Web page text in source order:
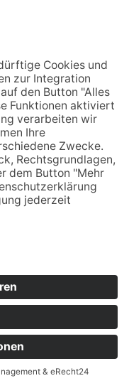
HI 7“ wird diese
(Tilia
Diese
meist
oder
es derzeit
die
zu
30 Meter
werden und
Winterlinde